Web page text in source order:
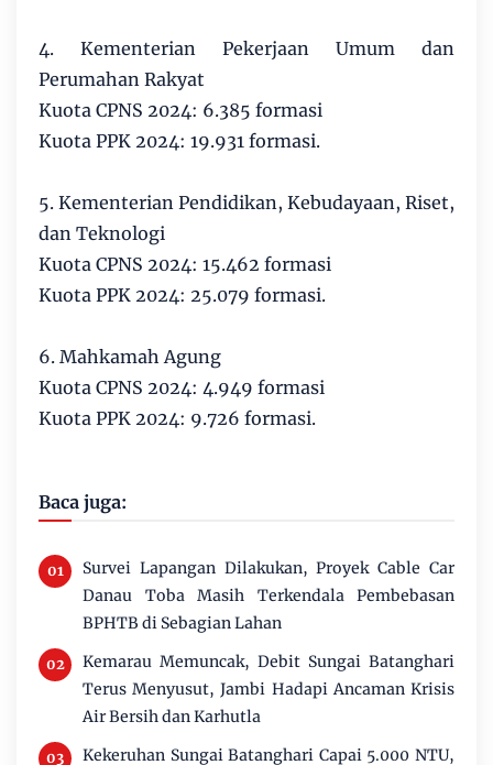
4. Kementerian Pekerjaan Umum dan
Perumahan Rakyat
Kuota CPNS 2024: 6.385 formasi
Kuota PPK 2024: 19.931 formasi.
5. Kementerian Pendidikan, Kebudayaan, Riset,
dan Teknologi
Kuota CPNS 2024: 15.462 formasi
Kuota PPK 2024: 25.079 formasi.
6. Mahkamah Agung
Kuota CPNS 2024: 4.949 formasi
Kuota PPK 2024: 9.726 formasi.
Baca juga:
Survei Lapangan Dilakukan, Proyek Cable Car
Danau Toba Masih Terkendala Pembebasan
BPHTB di Sebagian Lahan
Kemarau Memuncak, Debit Sungai Batanghari
Terus Menyusut, Jambi Hadapi Ancaman Krisis
Air Bersih dan Karhutla
Kekeruhan Sungai Batanghari Capai 5.000 NTU,